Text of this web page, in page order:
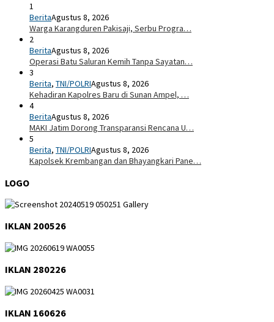
1
BeritaAgustus 8, 2026
Warga Karangduren Pakisaji, Serbu Progra…
2
BeritaAgustus 8, 2026
Operasi Batu Saluran Kemih Tanpa Sayatan…
3
Berita, TNI/POLRIAgustus 8, 2026
Kehadiran Kapolres Baru di Sunan Ampel, …
4
BeritaAgustus 8, 2026
MAKI Jatim Dorong Transparansi Rencana U…
5
Berita, TNI/POLRIAgustus 8, 2026
Kapolsek Krembangan dan Bhayangkari Pane…
LOGO
IKLAN 200526
IKLAN 280226
IKLAN 160626